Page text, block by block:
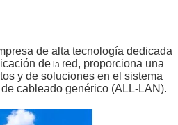
de alta tecnología dedicada
de la red, proporciona una
y de soluciones en el sistema
cableado genérico (ALL-LAN).